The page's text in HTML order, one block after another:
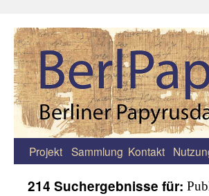
Zum
Projekt Sammlung Kontakt
214 Suchergebnisse für: